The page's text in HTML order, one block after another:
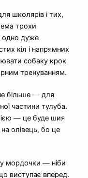
школярів і тих,
трохи
одно дуже
кіл і напрямних
собаку крок
тренуванням.
більше — для
частини тулуба.
— це буде шия
олівець, бо це
мордочки — ніби
виступає вперед.